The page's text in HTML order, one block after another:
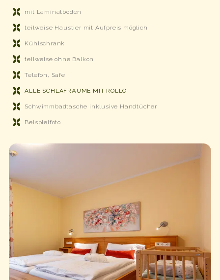
mit Laminatboden
teilweise Haustier mit Aufpreis möglich
Kühlschrank
teilweise ohne Balkon
Telefon, Safe
ALLE SCHLAFRÄUME MIT ROLLO
Schwimmbadtasche inklusive Handtücher
Beispielfoto